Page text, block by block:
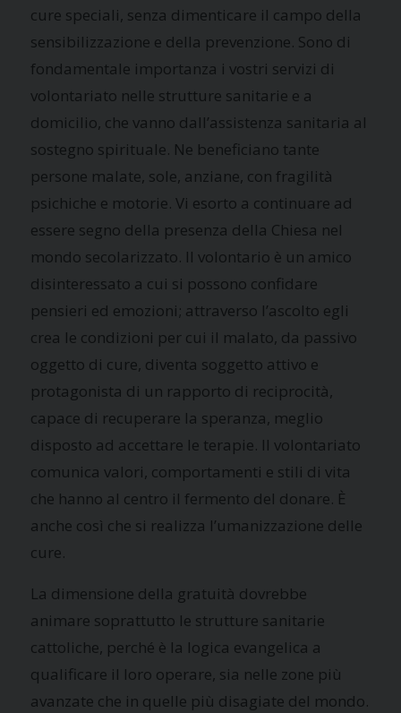
cure speciali, senza dimenticare il campo della
sensibilizzazione e della prevenzione. Sono di
fondamentale importanza i vostri servizi di
volontariato nelle strutture sanitarie e a
domicilio, che vanno dall’assistenza sanitaria al
sostegno spirituale. Ne beneficiano tante
persone malate, sole, anziane, con fragilità
psichiche e motorie. Vi esorto a continuare ad
essere segno della presenza della Chiesa nel
mondo secolarizzato. Il volontario è un amico
disinteressato a cui si possono confidare
pensieri ed emozioni; attraverso l’ascolto egli
crea le condizioni per cui il malato, da passivo
oggetto di cure, diventa soggetto attivo e
protagonista di un rapporto di reciprocità,
capace di recuperare la speranza, meglio
disposto ad accettare le terapie. Il volontariato
comunica valori, comportamenti e stili di vita
che hanno al centro il fermento del donare. È
anche così che si realizza l’umanizzazione delle
cure.
La dimensione della gratuità dovrebbe
animare soprattutto le strutture sanitarie
cattoliche, perché è la logica evangelica a
qualificare il loro operare, sia nelle zone più
avanzate che in quelle più disagiate del mondo.